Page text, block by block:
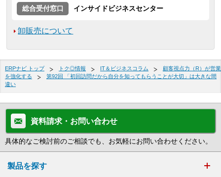
総合受付窓口
インサイドビジネスセンター
卸販売について
ERPナビ トップ トク◎情報 IT＆ビジネスコラム
顧客視点力（R）が営業
を強化する
第92回 「初回訪問だから自分を知ってもらうことが大切」は大きな間
違い
資料請求・お問い合わせ
具体的なご検討前のご相談でも、お気軽にお問い合わせください。
製品を探す